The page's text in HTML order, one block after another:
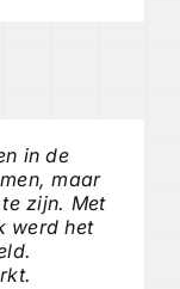
in de
maar
zijn. Met
werd het